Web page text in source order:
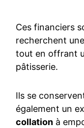
Ces financiers
recherchent une
tout en offrant
pâtisserie.
Ils se
également un
collation à